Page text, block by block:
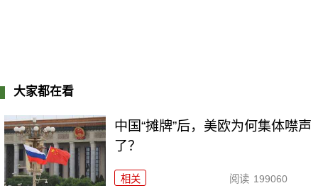
大家都在看
中国“摊牌”后，美欧为何集体噤声
了？
相关 阅读 199060